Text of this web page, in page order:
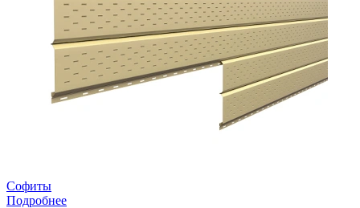
Софиты
Подробнее